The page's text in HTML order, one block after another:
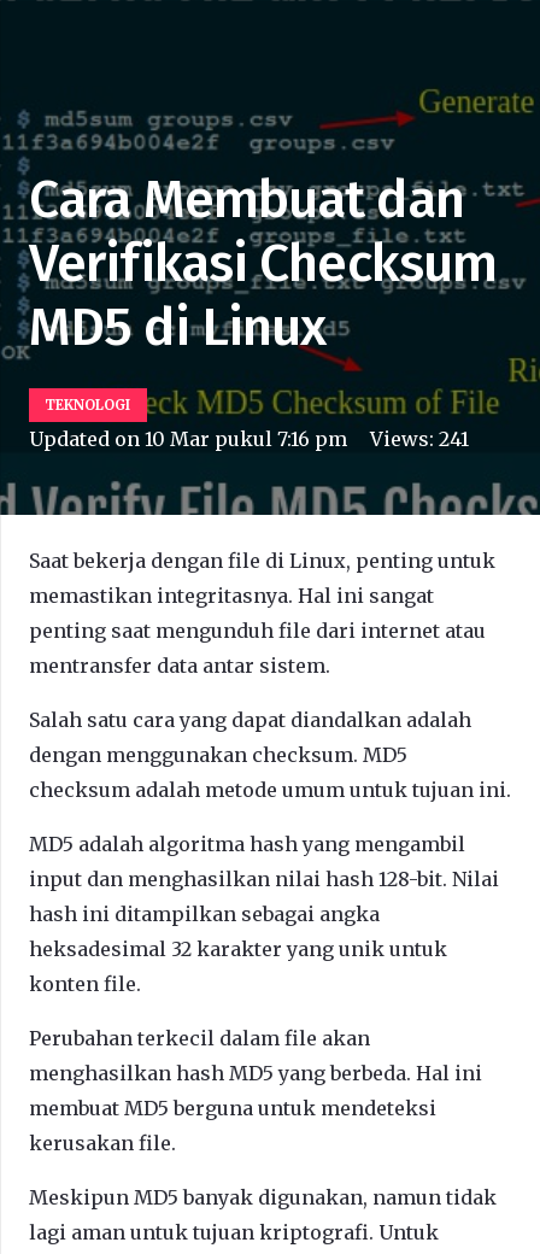
Cara Membuat dan
Verifikasi Checksum
MD5 di Linux
TEKNOLOGI
Updated on 10 Mar pukul 7:16 pm Views:241
Saat bekerja dengan file di Linux, penting untuk
memastikan integritasnya. Hal ini sangat
penting saat mengunduh file dari internet atau
mentransfer data antar sistem.
Salah satu cara yang dapat diandalkan adalah
dengan menggunakan checksum. MD5
checksum adalah metode umum untuk tujuan ini.
MD5 adalah algoritma hash yang mengambil
input dan menghasilkan nilai hash 128-bit. Nilai
hash ini ditampilkan sebagai angka
heksadesimal 32 karakter yang unik untuk
konten file.
Perubahan terkecil dalam file akan
menghasilkan hash MD5 yang berbeda. Hal ini
membuat MD5 berguna untuk mendeteksi
kerusakan file.
Meskipun MD5 banyak digunakan, namun tidak
lagi aman untuk tujuan kriptografi. Untuk